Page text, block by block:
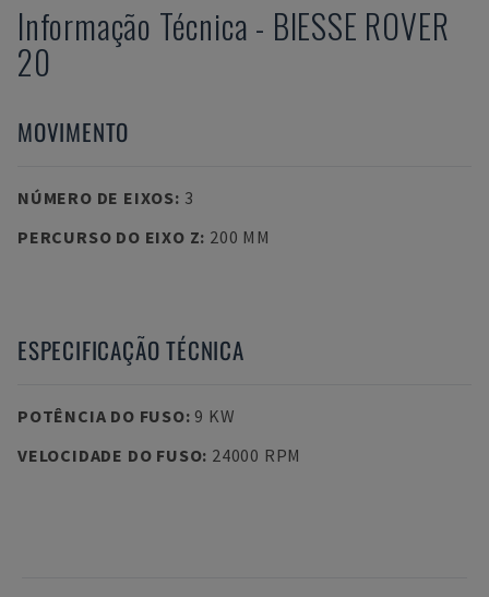
Informação Técnica - BIESSE ROVER
20
MOVIMENTO
NÚMERO DE EIXOS: 3
PERCURSO DO EIXO Z: 200 MM
ESPECIFICAÇÃO TÉCNICA
POTÊNCIA DO FUSO: 9 KW
VELOCIDADE DO FUSO: 24000 RPM